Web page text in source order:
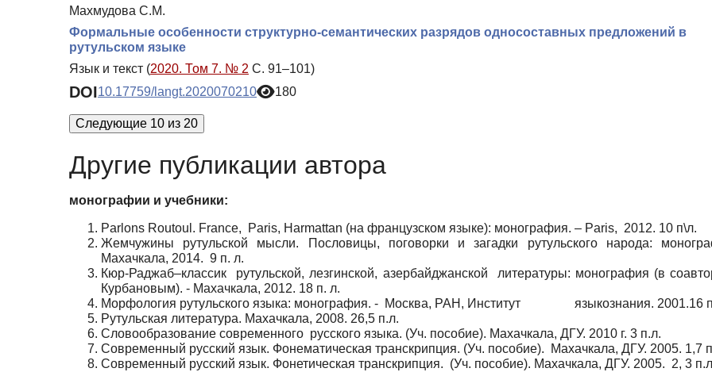
Махмудова С.М.
Формальные особенности структурно-семантических разрядов односоставных предложений в
рутульском языке
Язык и текст (2020. Том 7. № 2 С. 91–101)
DOI10.17759/langt.2020070210 180
Следующие 10 из 20
Другие публикации автора
монографии и учебники:
Parlons Routoul. France, Paris, Harmattan (на французском языке): монография. – Paris, 2012. 10 п\л.
Жемчужины рутульской мысли. Пословицы, поговорки и загадки рутульского народа:
Махачкала, 2014. 9 п. л.
Кюр-Раджаб–классик
рутульской, лезгинской, азербайджанской
литературы: монография (в
Курбановым). - Махачкала, 2012. 18 п. л.
Морфология рутульского языка: монография. - Москва, РАН, Институт языкознания. 2001.16
Рутульская литература. Махачкала, 2008. 26,5 п.л.
Словообразование современного русского языка. (Уч. пособие). Махачкала, ДГУ. 2010 г. 3 п.л.
Современный русский язык. Фонематическая транскрипция. (Уч. пособие).
Махачкала, ДГУ. 2005. 1,7
Современный русский язык. Фонетическая транскрипция. (Уч. пособие). Махачкала, ДГУ. 2005. 2, 3